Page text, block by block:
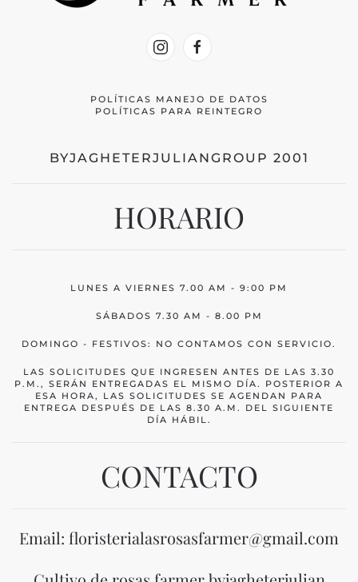
POLÍTICAS MANEJO DE DATOS
POLÍTICAS PARA REINTEGRO
BYJAGHETERJULIANGROUP 2001
HORARIO
LUNES A VIERNES 7.00 AM - 9:00 PM
SÁBADOS 7.30 AM - 8.00 PM
DOMINGO - FESTIVOS: NO CONTAMOS CON SERVICIO.
LAS SOLICITUDES QUE INGRESEN ANTES DE LAS 3.30
P.M., SERÁN ENTREGADAS EL MISMO DÍA. POSTERIOR A
ESA HORA, LAS SOLICITUDES SE AGENDAN PARA
ENTREGA DESPUÉS DE LAS 8.30 A.M. DEL SIGUIENTE
DÍA HÁBIL.
CONTACTO
Email: floristerialasrosasfarmer@gmail.com